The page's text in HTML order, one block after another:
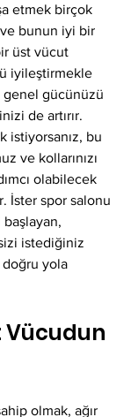
etmek birçok
bunun iyi bir
üst vücut
iyileştirmekle
genel gücünüzü
de artırır.
istiyorsanız, bu
ve kollarınızı
olabilecek
İster spor salonu
başlayan,
istediğiniz
yola
Vücudun
olmak, ağır